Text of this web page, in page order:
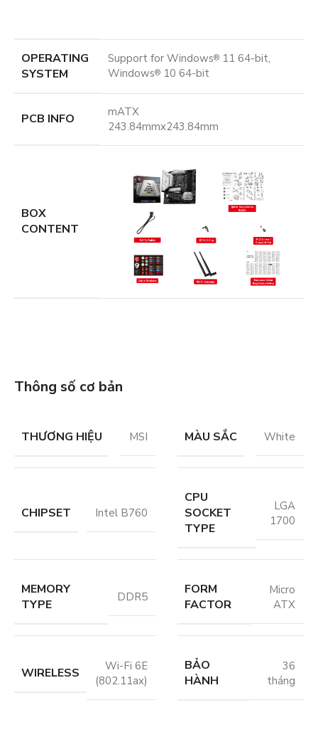
OPERATING
SYSTEM
Support for Windows® 11 64-bit,
Windows® 10 64-bit
PCB INFO
mATX
243.84mmx243.84mm
BOX
CONTENT
Thông số cơ bản
THƯƠNG HIỆU MSI MÀU SẮC White
CHIPSET Intel B760
CPU
SOCKET
TYPE
LGA
1700
MEMORY
TYPE
DDR5
FORM
FACTOR
Micro
ATX
WIRELESS
Wi-Fi 6E
(802.11ax)
BẢO
HÀNH
36
tháng